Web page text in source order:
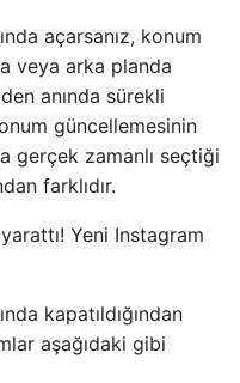
açarsanız, konum
veya arka planda
anında sürekli
güncellemesinin
gerçek zamanlı seçtiği
farklıdır.
kapatıldığından
aşağıdaki gibi